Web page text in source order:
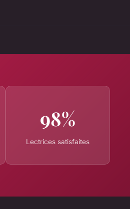
98%
Lectrices satisfaites